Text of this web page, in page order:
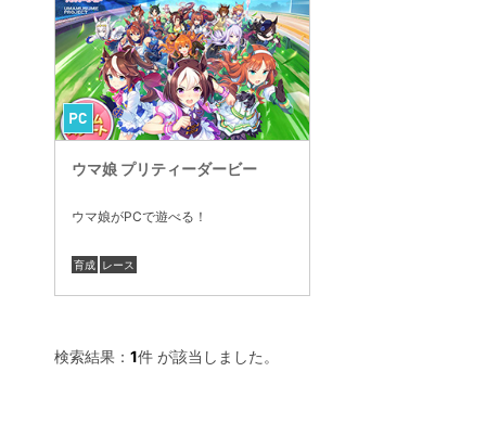
ウマ娘 プリティーダービー
ウマ娘がPCで遊べる！
育成 レース
検索結果： 1件 が該当しました。